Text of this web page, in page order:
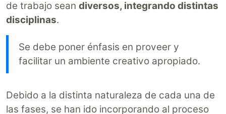
de trabajo sean diversos, integrando distintas
disciplinas.
Se debe poner énfasis en proveer y
facilitar un ambiente creativo apropiado.
Debido a la distinta naturaleza de cada una de
las fases, se han ido incorporando al proceso